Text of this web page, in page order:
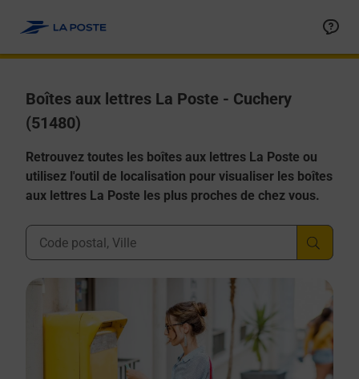
Boîtes aux lettres La Poste - Cuchery
(51480)
Retrouvez toutes les boîtes aux lettres La Poste ou
utilisez l'outil de localisation pour visualiser les boîtes
aux lettres La Poste les plus proches de chez vous.
Ville, Département, Code Postal